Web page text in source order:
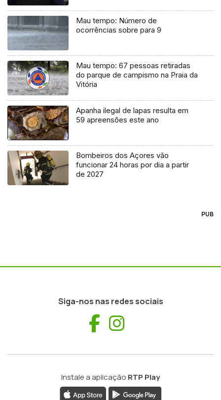
Mau tempo: Número de
ocorrências sobre para 9
Mau tempo: 67 pessoas retiradas
do parque de campismo na Praia da
Vitória
Apanha ilegal de lapas resulta em
59 apreensões este ano
Bombeiros dos Açores vão
funcionar 24 horas por dia a partir
de 2027
PUB
Siga-nos nas redes sociais
Facebook
Instale a aplicação RTP Play